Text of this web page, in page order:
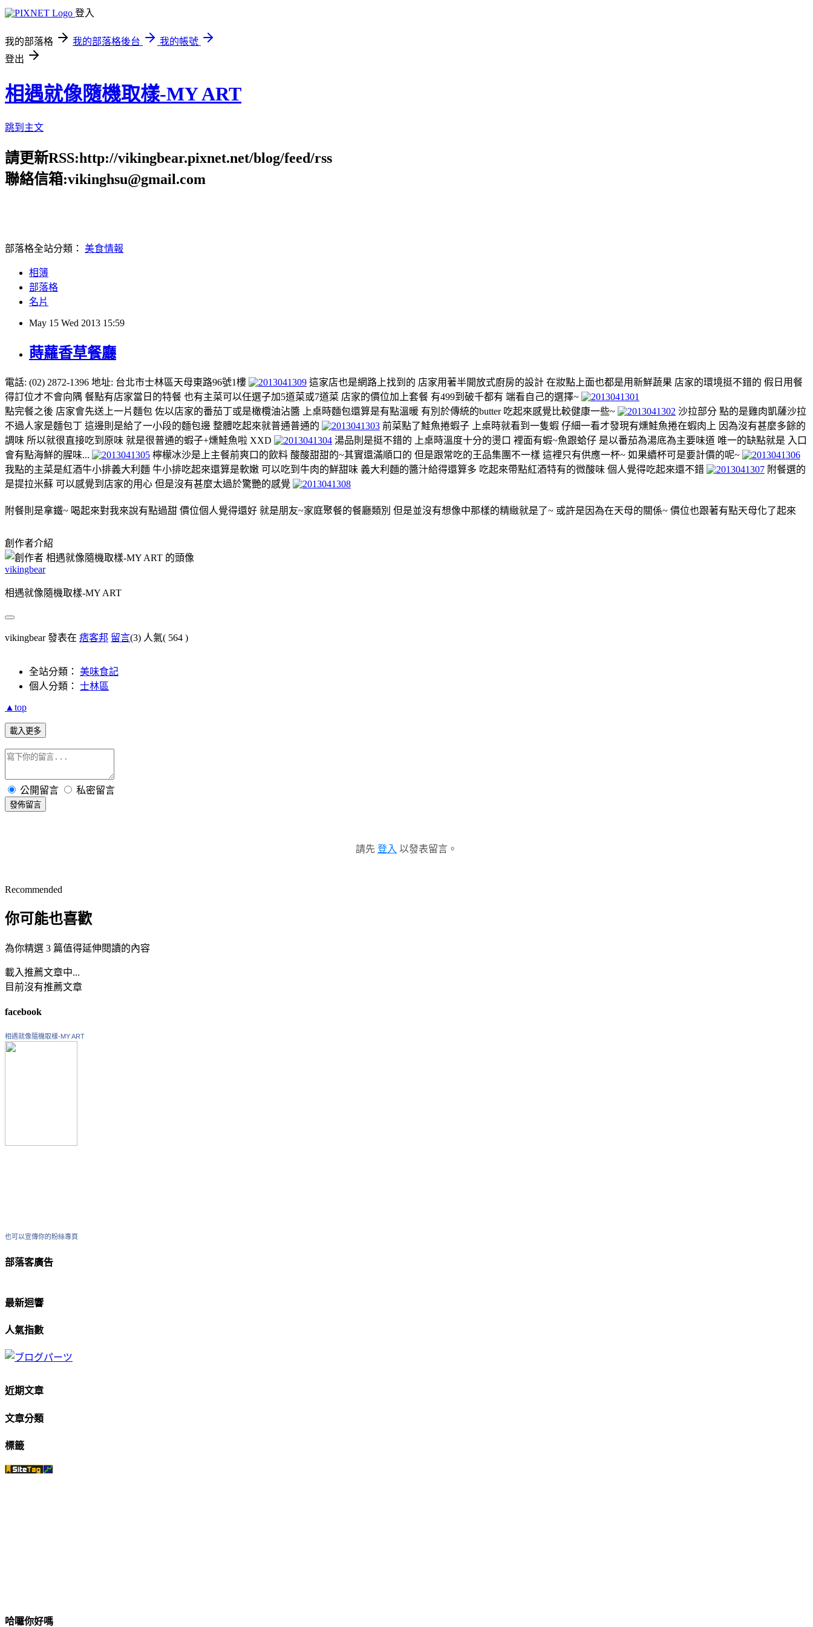
登入
我的部落格 我的部落格後台
我的帳號
登出
相遇就像隨機取樣-MY ART
跳到主文
請更新RSS:http://vikingbear.pixnet.net/blog/feed/rss
聯絡信箱:vikinghsu@gmail.com
部落格全站分類： 美食情報
相簿
部落格
名片
May 15 Wed 2013 15:59
蒔蘿香草餐廳
電話: (02) 2872-1396 地址: 台北市士林區天母東路96號1樓
這家店也是網路上找到的 店家用著半開放式廚房的設計 在妝點上面也都是用新鮮蔬果 店家的環境挺不錯的 假日用餐
得訂位才不會向隅 餐點有店家當日的特餐 也有主菜可以任選子加5道菜或7道菜 店家的價位加上套餐 有499到破千都有 端看自己的選擇~
點完餐之後 店家會先送上一片麵包 佐以店家的番茄丁或是橄欖油沾醬 上桌時麵包還算是有點溫暖 有別於傳統的butter 吃起來感覺比較健康一些~
沙拉部分 點的是雞肉凱薩沙拉
不過人家是麵包丁 這邊則是給了一小段的麵包邊 整體吃起來就普通普通的
前菜點了鮭魚捲蝦子 上桌時就看到一隻蝦 仔細一看才發現有燻鮭魚捲在蝦肉上 因為沒有甚麼多餘的
調味 所以就很直接吃到原味 就是很普通的蝦子+燻鮭魚啦 XXD
湯品則是挺不錯的 上桌時溫度十分的燙口 裡面有蝦~魚跟蛤仔 是以番茄為湯底為主要味道 唯一的缺點就是 入口
會有點海鮮的腥味...
檸檬冰沙是上主餐前爽口的飲料 酸酸甜甜的~其實還滿順口的 但是跟常吃的王品集團不一樣 這裡只有供應一杯~ 如果續杯可是要計價的呢~
我點的主菜是紅酒牛小排義大利麵 牛小排吃起來還算是軟嫩 可以吃到牛肉的鮮甜味 義大利麵的醬汁給得還算多 吃起來帶點紅酒特有的微酸味 個人覺得吃起來還不錯
附餐選的
是提拉米蘇 可以感覺到店家的用心 但是沒有甚麼太過於驚艷的感覺
附餐則是拿鐵~ 喝起來對我來說有點過甜 價位個人覺得還好 就是朋友~家庭聚餐的餐廳類別 但是並沒有想像中那樣的精緻就是了~ 或許是因為在天母的關係~ 價位也跟著有點天母化了起來
創作者介紹
vikingbear
相遇就像隨機取樣-MY ART
vikingbear 發表在 痞客邦 留言(3) 人氣( 564 )
全站分類： 美味食記
個人分類： 士林區
▲top
載入更多
公開留言 私密留言
發佈留言
請先 登入 以發表留言。
Recommended
你可能也喜歡
為你精選 3 篇值得延伸閱讀的內容
載入推薦文章中...
目前沒有推薦文章
facebook
相遇就像隨機取樣-MY ART
也可以宣傳你的粉絲專頁
部落客廣告
最新迴響
人氣指數
近期文章
文章分類
標籤
哈囉你好嗎